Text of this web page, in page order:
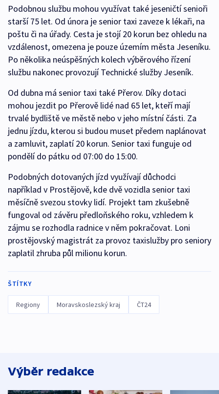
Podobnou službu mohou využívat také jeseničtí senioři
starší 75 let. Od února je senior taxi zaveze k lékaři, na
poštu či na úřady. Cesta je stojí 20 korun bez ohledu na
vzdálenost, omezena je pouze územím města Jeseníku.
Po několika neúspěšných kolech výběrového řízení
službu nakonec provozují Technické služby Jeseník.
Od dubna má senior taxi také Přerov. Díky dotaci
mohou jezdit po Přerově lidé nad 65 let, kteří mají
trvalé bydliště ve městě nebo v jeho místní části. Za
jednu jízdu, kterou si budou muset předem naplánovat
a zamluvit, zaplatí 20 korun. Senior taxi funguje od
pondělí do pátku od 07:00 do 15:00.
Podobných dotovaných jízd využívají důchodci
například v Prostějově, kde dvě vozidla senior taxi
měsíčně svezou stovky lidí. Projekt tam zkušebně
fungoval od závěru předloňského roku, vzhledem k
zájmu se rozhodla radnice v něm pokračovat. Loni
prostějovský magistrát za provoz taxislužby pro seniory
zaplatil zhruba půl milionu korun.
ŠTÍTKY
Regiony Moravskoslezský kraj ČT24
Výběr redakce